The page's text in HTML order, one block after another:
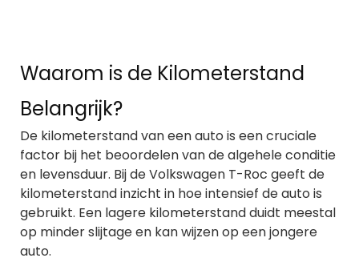
Waarom is de Kilometerstand
Belangrijk?
De kilometerstand van een auto is een cruciale
factor bij het beoordelen van de algehele conditie
en levensduur. Bij de Volkswagen T-Roc geeft de
kilometerstand inzicht in hoe intensief de auto is
gebruikt. Een lagere kilometerstand duidt meestal
op minder slijtage en kan wijzen op een jongere
auto.